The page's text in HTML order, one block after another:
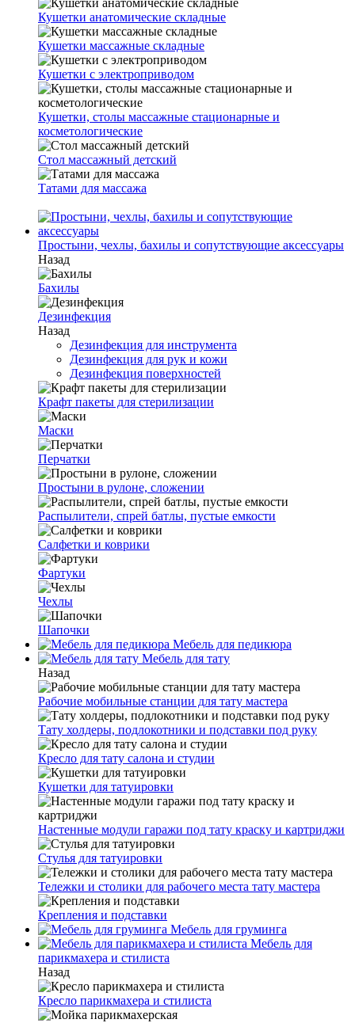
Кушетки анатомические складные
Кушетки массажные складные
Кушетки с электроприводом
Кушетки, столы массажные стационарные и
косметологические
Стол массажный детский
Татами для массажа
Простыни, чехлы, бахилы и сопутствующие аксессуары
Назад
Бахилы
Дезинфекция
Назад
Дезинфекция для инструмента
Дезинфекция для рук и кожи
Дезинфекция поверхностей
Крафт пакеты для стерилизации
Маски
Перчатки
Простыни в рулоне, сложении
Распылители, спрей батлы, пустые емкости
Салфетки и коврики
Фартуки
Чехлы
Шапочки
Мебель для педикюра
Мебель для тату
Назад
Рабочие мобильные станции для тату мастера
Тату холдеры, подлокотники и подставки под руку
Кресло для тату салона и студии
Кушетки для татуировки
Настенные модули гаражи под тату краску и картриджи
Стулья для татуировки
Тележки и столики для рабочего места тату мастера
Крепления и подставки
Мебель для груминга
Мебель для
парикмахера и стилиста
Назад
Кресло парикмахера и стилиста